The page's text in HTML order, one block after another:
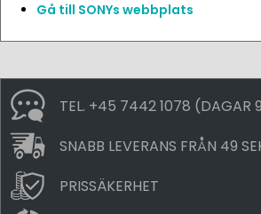
Gå till SONYs webbplats
TEL. +45 7442 1078 (DAGAR
SNABB LEVERANS FRÅN 49
PRISSÄKERHET